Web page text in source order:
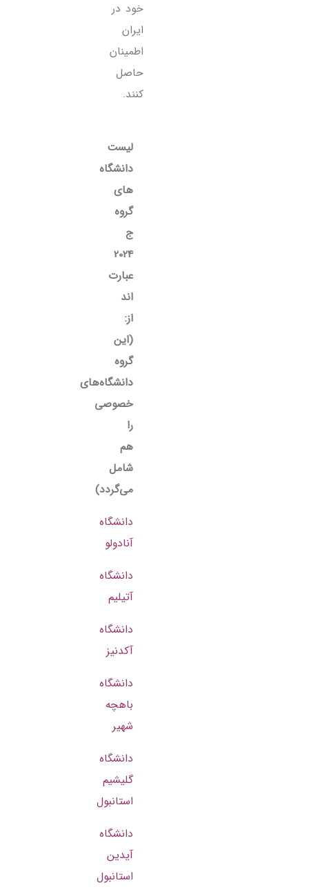
خود در
ایران
اطمینان
حاصل
کنند.
لیست
دانشگاه
های
گروه
ج
2024
عبارت
اند
از:
(این
گروه
دانشگاه‌های
خصوصی
را
هم
شامل
می‌گردد)
دانشگاه
آنادولو
دانشگاه
آتیلیم
دانشگاه
آکدنیز
دانشگاه
باهچه
شهیر
دانشگاه
گلیشیم
استانبول
دانشگاه
آیدین
استانبول